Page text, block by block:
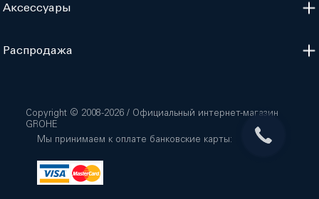
Аксессуары
Распродажа
Copyright © 2008-2026 / Официальный интернет-магазин
GROHE
Мы принимаем к оплате банковские карты: